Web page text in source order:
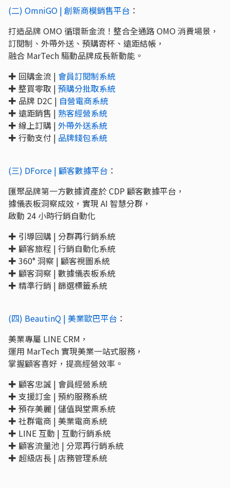
(二) OmniGO | 創新商模銷售平台 ：
打造品牌 OMO 循環新金流！整合全通路 OMO 消費場景，
訂閱制、外帶外送、預購寄杯、遠距結帳，
融合 MarTech 驅動品牌成長新動能。
✚ 回購金流 | 會員訂閱制系統
✚ 整買零取 | 預購分批取系統
✚ 品牌 D2C | 自營電商系統
✚ 遠距銷售 | 熟客經營系統
✚ 線上訂購 | 外帶外送系統
✚ 行動支付 | 品牌錢包系統
(三) DForce | 顧客數據平台 ：
匯聚品牌第一方數據資產於 CDP 顧客數據平台，
據儀表板洞察成效，實現 AI 智慧分群，
啟動 24 小時行銷自動化
✚ 引導回購 | 分群再行銷系統
✚ 顧客旅程 | 行銷自動化系統
✚ 360° 洞察 | 顧客視圖系統
✚ 顧客洞察 | 數據儀表板系統
✚ 精準行銷 | 篩選標籤系統
(四) BeautinQ | 美業歐巴平台 ：
美業專屬 LINE CRM，
運用 MarTech 實現美業一站式服務，
掌握顧客喜好，提高經營效率。
✚ 顧客忠誠 | 會員經營系統
✚ 支援訂金 | 預約服務系統
✚ 預存美麗 | 儲值與堂票系統
✚ 社群電商 | 美業電商系統
✚ LINE 互動 | 互動行銷系統
✚ 顧客流量池 | 分眾再行銷系統
✚ 超級店長 | 店務管理系統